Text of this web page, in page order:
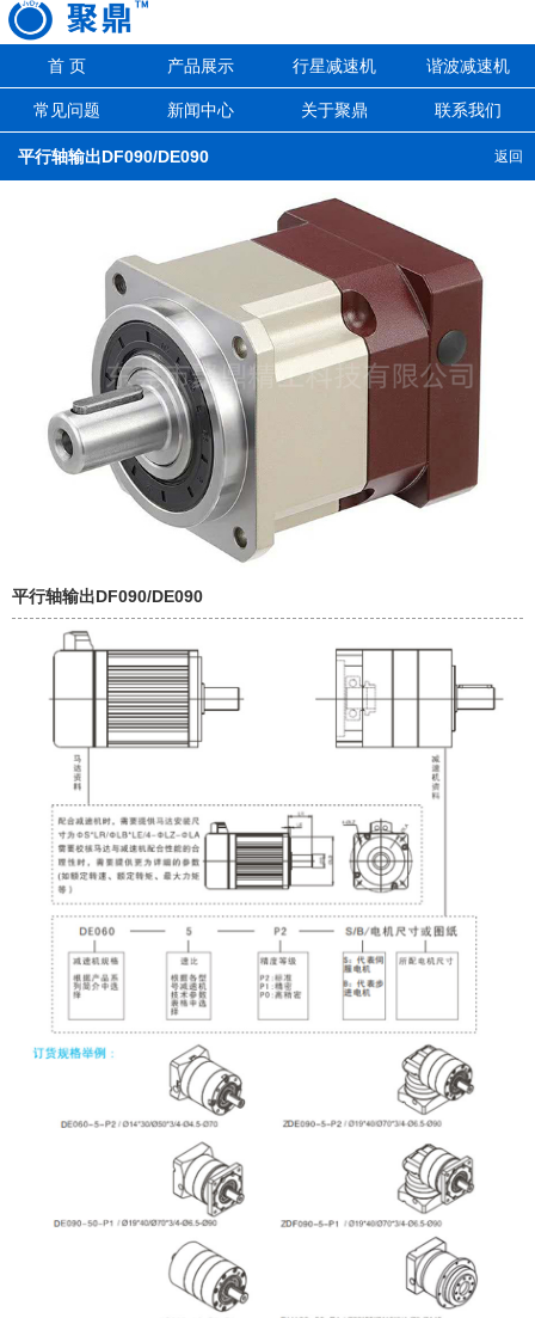
首 页 产品展示 行星减速机 谐波减速机
常见问题 新闻中心 关于聚鼎 联系我们
返回
平行轴输出DF090/DE090
平行轴输出DF090/DE090